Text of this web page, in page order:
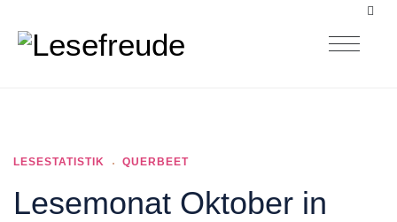
LESESTATISTIK QUERBEET
Lesemonat Oktober in